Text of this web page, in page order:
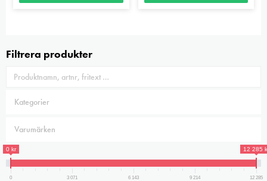
Filtrera produkter
0 kr 12 285
0 3 071 6 143 9 214 12 285